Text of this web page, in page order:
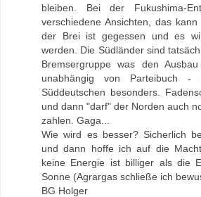
bleiben. Bei der Fukushima-
verschiedene Ansichten, das
der Brei ist gegessen und es
werden. Die Südländer sind
Bremsergruppe was den
unabhängig von Parteibuch
Süddeutschen besonders.
und dann "darf" der Norden auch
zahlen. Gaga...
Wie wird es besser? Sicherlich
und dann hoffe ich auf die
keine Energie ist billiger als die
Sonne (Agrargas schließe ich
BG Holger